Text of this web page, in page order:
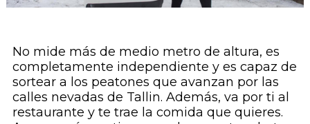
No mide más de medio metro de altura, es
completamente independiente y es capaz de
sortear a los peatones que avanzan por las
calles nevadas de Tallin. Además, va por ti al
restaurante y te trae la comida que quieres.